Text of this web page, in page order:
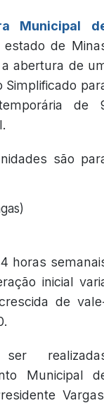
Municipal
estado de
abertura de
Simplificado
de
são
horas
inicial
de
Municipal